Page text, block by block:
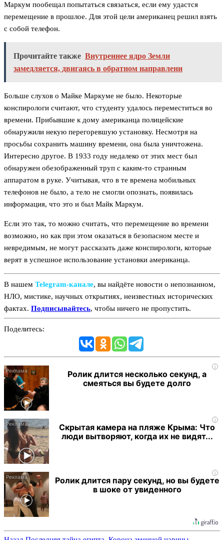
Маркум пообещал попытаться связаться, если ему удастся
перемещение в прошлое. Для этой цели американец решил взять
с собой телефон.
Прочитайте также Внутреннее ядро Земли
замедляется, двигаясь в обратном направлени
Больше слухов о Майке Маркуме не было. Некоторые
конспирологи считают, что студенту удалось переместиться во
времени. Прибывшие к дому американца полицейские
обнаружили некую перегоревшую установку. Несмотря на
просьбы сохранить машину времени, она была уничтожена.
Интересно другое. В 1933 году недалеко от этих мест был
обнаружен обезображенный труп с каким-то странным
аппаратом в руке. Учитывая, что в те времена мобильных
телефонов не было, а тело не смогли опознать, появилась
информация, что это и был Майк Маркум.
Если это так, то можно считать, что перемещение во времени
возможно, но как при этом оказаться в безопасном месте и
невредимым, не могут рассказать даже конспирологи, которые
верят в успешное использование установки американца.
В нашем Telegram‑канале, вы найдёте новости о непознанном,
НЛО, мистике, научных открытиях, неизвестных исторических
фактах. Подписывайтесь, чтобы ничего не пропустить.
Поделитесь:
i
Ролик длится несколько секунд, а
смеяться вы будете долго
i
Скрытая камера на пляже Крыма: Что
люди вытворяют, когда их не видят...
i
Ролик длится пару секунд, но вы будете
в шоке от увиденного